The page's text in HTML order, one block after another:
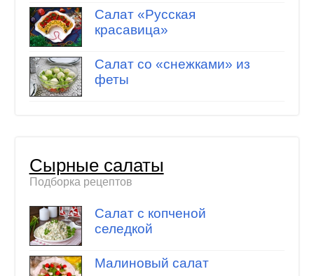
Салат «Русская
красавица»
Салат со «снежками» из
феты
Сырные салаты
Подборка рецептов
Салат с копченой
селедкой
Малиновый салат